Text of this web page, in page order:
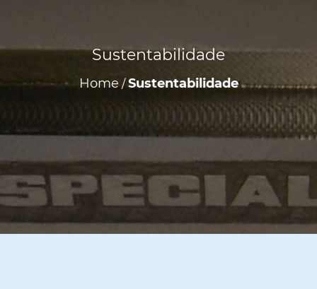
Home /Sustentabilidade
Sustentabilidade